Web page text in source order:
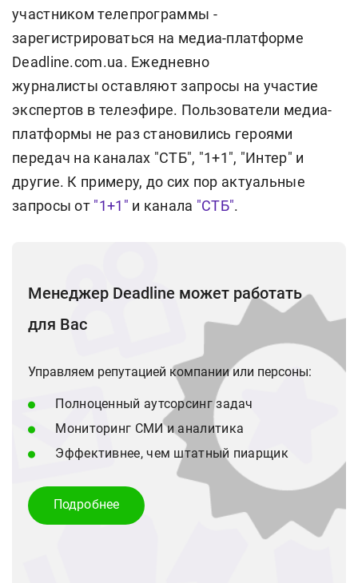
участником телепрограммы -
зарегистрироваться на медиа-платформе
Deadline.com.ua. Ежедневно
журналисты оставляют запросы на участие
экспертов в телеэфире. Пользователи медиа-
платформы не раз становились героями
передач на каналах "СТБ", "1+1", "Интер" и
другие. К примеру, до сих пор актуальные
запросы от "1+1" и канала "СТБ".
Менеджер Deadline может работать
для Вас
Управляем репутацией компании или персоны:
Полноценный аутсорсинг задач
Мониторинг СМИ и аналитика
Эффективнее, чем штатный пиарщик
Подробнее